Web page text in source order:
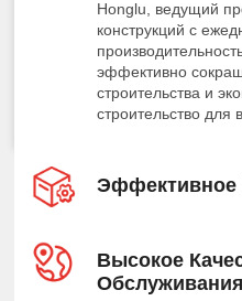
Honglu, ведущий
конструкций с
эффективно
строительства и
строительство для
Эффективное
Высокое
Обслуживания